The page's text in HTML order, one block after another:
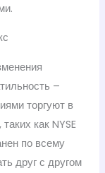
–
торгуют в
как NYSE
по всему
друг с другом